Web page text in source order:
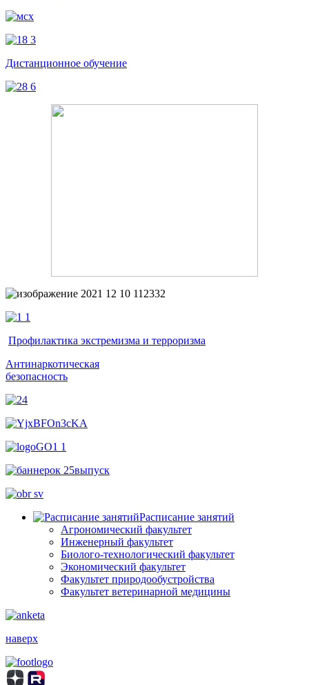
Дистанционное обучение
Профилактика экстремизма и терроризма
Антинаркотическая
безопасность
Расписание занятий
Агрономический факультет
Инженерный факультет
Биолого-технологический факультет
Экономический факультет
Факультет природообустройства
Факультет ветеринарной медицины
наверх